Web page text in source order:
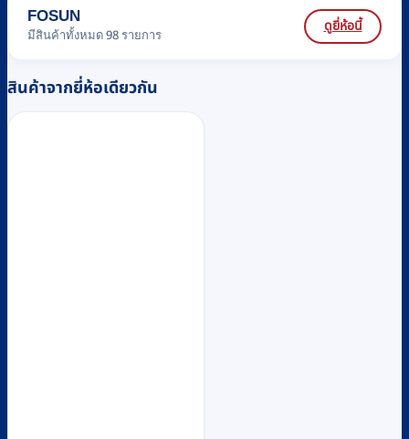
FOSUN
มีสินค้าทั้งหมด 98 รายการ ดูยี่ห้อนี้
สินค้าจากยี่ห้อเดียวกัน